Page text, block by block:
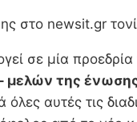
στο newsit.gr
σε μία
μελών της
αυτές τις